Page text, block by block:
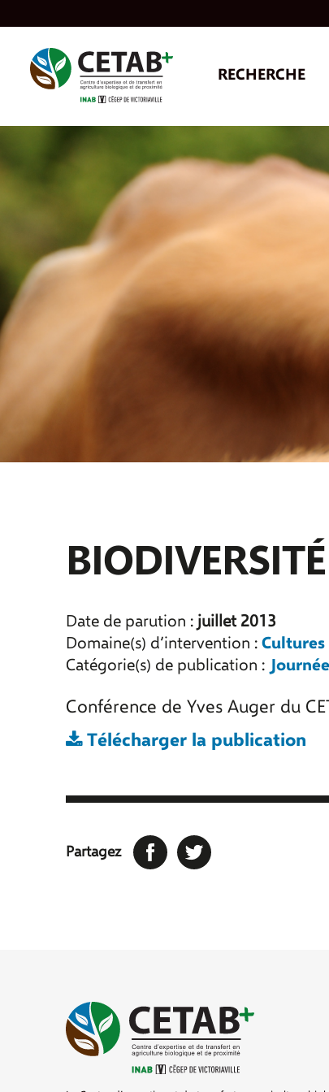
to
content
RECHERCHE
Date de parution : juillet 2013
Domaine(s) d’intervention :
Catégorie(s) de publication :
Conférence de Yves Auger du
Télécharger la publication
Partagez FacebookTwitter